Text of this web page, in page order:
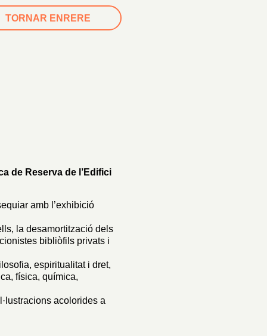
TORNAR ENRERE
de Reserva de l’Edifici
amb l’exhibició
la desamortització dels
bibliòfils privats i
espiritualitat i dret,
física, química,
acolorides a